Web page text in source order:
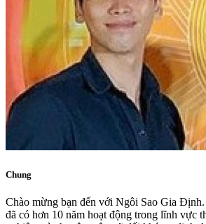
Chung
Chào mừng bạn đến với Ngôi Sao Gia
đã có hơn 10 năm hoạt động trong lĩnh vực